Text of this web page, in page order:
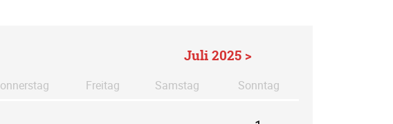
Juli 2025 >
nnerstag Freitag Samstag Sonntag